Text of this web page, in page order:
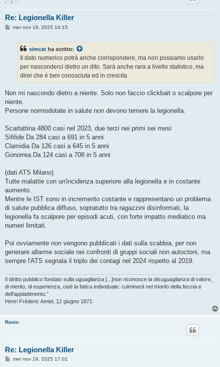
Re: Legionella Killer
Mmer nov 19, 2025 14:15
simcat ha scritto:
Il dato numerico potrà anche corrispondere, ma non possiamo usarlo
per nasconderci dietro un dito. Sarà anche rara a livello statistico, ma
direi che è ben conosciuta ed in crescita
Non mi nascondo dietro a niente. Solo non faccio clickbait o scalpore per
niente.
Persone normodotate in salute non devono temere la legionella.
Scarlattina 4800 casi nel 2023, due terzi nei primi sei mesi
Sifilide Da 284 casi a 691 in 5 anni
Clamidia Da 126 casi a 645 in 5 anni
Gonorrea Da 124 casi a 708 in 5 anni
(dati ATS Milano)
Tutte malattie con un'incidenza superiore alla legionella e in costante
aumento.
Mentre le IST sono in incremento costante e rappresentano un problema
di salute pubblica diffuso, sopratutto tra ragazzini disinformati, la
legionella fa scalpore per episodi acuti, con forte impatto mediatico ma
numeri limitati.
Poi ovviamente non vengono pubblicati i dati sulla scabbia, per non
generare allarme sociale nei confronti di gruppi sociali non autoctoni, ma
sempre l'ATS segnala il triplo dei contagi nel 2024 rispetto al 2019.
Il diritto pubblico fondato sulla uguaglianza [...]non riconosce la disuguaglianza di valore,
di merito, di esperienza, cioè la fatica individuale: culminerà nel trionfo della feccia e
dell'appiattimento.”
Henri Fréderic Amiel, 12 giugno 1871
Ronin
Re: Legionella Killer
Mmer nov 19, 2025 17:01